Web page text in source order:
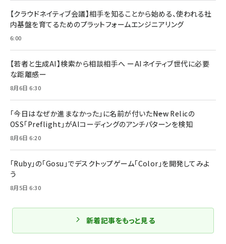
【クラウドネイティブ会議】相手を知ることから始める、使われる社
内基盤を育てるためのプラットフォームエンジニアリング
6:00
【若者と生成AI】検索から相談相手へ ーAIネイティブ世代に必要
な距離感ー
8月6日 6:30
「今日はなぜか進まなかった」に名前が付いた――New Relicの
OSS「Preflight」がAIコーディングのアンチパターンを検知
8月6日 6:20
「Ruby」の「Gosu」でデスクトップゲーム「Color」を開発してみよ
う
8月5日 6:30
新着記事をもっと見る